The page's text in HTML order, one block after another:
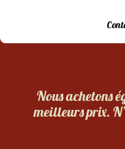
Nous achetons
meilleurs prix.